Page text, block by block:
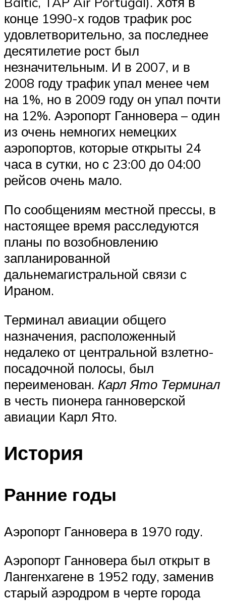
конце 1990-х годов трафик рос
удовлетворительно, за последнее
десятилетие рост был
незначительным. И в 2007, и в
2008 году трафик упал менее чем
на 1%, но в 2009 году он упал почти
на 12%. Аэропорт Ганновера – один
из очень немногих немецких
аэропортов, которые открыты 24
часа в сутки, но с 23:00 до 04:00
рейсов очень мало.
По сообщениям местной прессы, в
настоящее время расследуются
планы по возобновлению
запланированной
дальнемагистральной связи с
Ираном.
Терминал авиации общего
назначения, расположенный
недалеко от центральной взлетно-
посадочной полосы, был
переименован. Карл Ято Терминал
в честь пионера ганноверской
авиации Карл Ято.
История
Ранние годы
Аэропорт Ганновера в 1970 году.
Аэропорт Ганновера был открыт в
Лангенхагене в 1952 году, заменив
старый аэродром в черте города